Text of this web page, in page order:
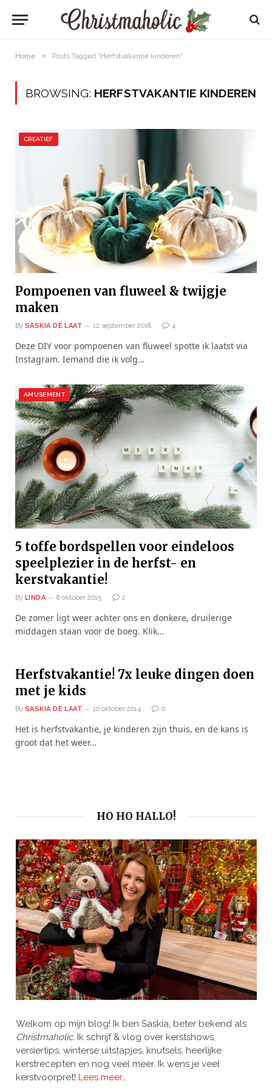
Home » Posts Tagged "Herfstvakantie kinderen"
BROWSING: HERFSTVAKANTIE KINDEREN
CREATIEF
Pompoenen van fluweel & twijgje
maken
By SASKIA DE LAAT 12 september 2018 4
Deze DIY voor pompoenen van fluweel spotte ik laatst via
Instagram. Iemand die ik volg…
AMUSEMENT
5 toffe bordspellen voor eindeloos
speelplezier in de herfst- en
kerstvakantie!
By LINDA 8 oktober 2015 2
De zomer ligt weer achter ons en donkere, druilerige
middagen staan voor de boeg. Klik…
Herfstvakantie! 7x leuke dingen doen
met je kids
By SASKIA DE LAAT 10 oktober 2014 0
Het is herfstvakantie, je kinderen zijn thuis, en de kans is
groot dat het weer…
HO HO HALLO!
Welkom op mijn blog! Ik ben Saskia, beter bekend als
Christmaholic. Ik schrijf & vlog over kerstshows,
versiertips, winterse uitstapjes, knutsels, heerlijke
kerstrecepten en nog veel meer. Ik wens je veel
kerstvoorpret! Lees meer…